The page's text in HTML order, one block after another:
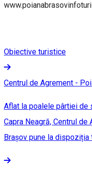
Obiective turistice
Centrul de Agrement -
Aflat la poalele pârtiei de
Capra Neagră, Centrul
Brașov pune la